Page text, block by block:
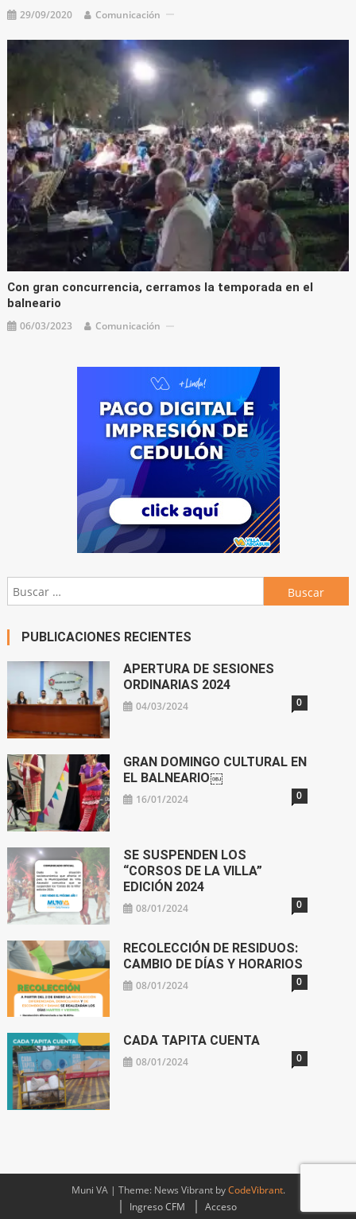
29/09/2020 Comunicación
Con gran concurrencia, cerramos la temporada en el
balneario
06/03/2023 Comunicación
Buscar:
PUBLICACIONES RECIENTES
APERTURA DE SESIONES
ORDINARIAS 2024
04/03/2024 0
GRAN DOMINGO CULTURAL EN
EL BALNEARIO￼
16/01/2024 0
SE SUSPENDEN LOS
“CORSOS DE LA VILLA”
EDICIÓN 2024
08/01/2024 0
RECOLECCIÓN DE RESIDUOS:
CAMBIO DE DÍAS Y HORARIOS
08/01/2024 0
CADA TAPITA CUENTA
08/01/2024 0
Muni VA | Theme: News Vibrant byCodeVibrant.
Ingreso CFM
Acceso